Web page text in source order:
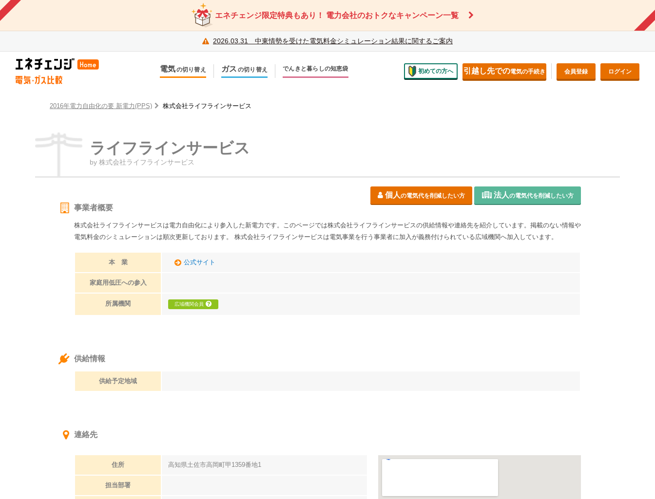
エネチェンジ限定特典もあり！ 電力会社のおトクなキャンペーン一覧
2026.03.31 中東情勢を受けた電気料金シミュレーション結果に関するご案内
電気の切り替え ガス の切り替え でんきと暮らしの知恵袋 初めての方へ 引越し先での電気の手続き 会員登録 ログイン
2016年電力自由化の要 新電力(PPS) 株式会社ライフラインサービス
ライフラインサービス
by 株式会社ライフラインサービス
個人の電気代を削減したい方 法人の電気代を削減したい方
事業者概要
株式会社ライフラインサービスは電力自由化により参入した新電力です。このページでは株式会社ライフラインサービスの供給情報や連絡先を紹介しています。掲載のない情報や
電気料金のシミュレーションは順次更新しております。 株式会社ライフラインサービスは電気事業を行う事業者に加入が義務付けられている広域機関へ加入しています。
本 業 公式サイト
家庭用低圧への参入
所属機関 広域機関会員
供給情報
供給予定地域
連絡先
住所 高知県土佐市高岡町甲1359番地1
担当部署